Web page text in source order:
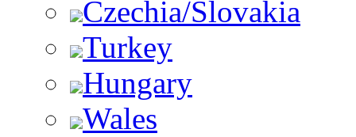
Czechia/Slovakia
Turkey
Hungary
Wales